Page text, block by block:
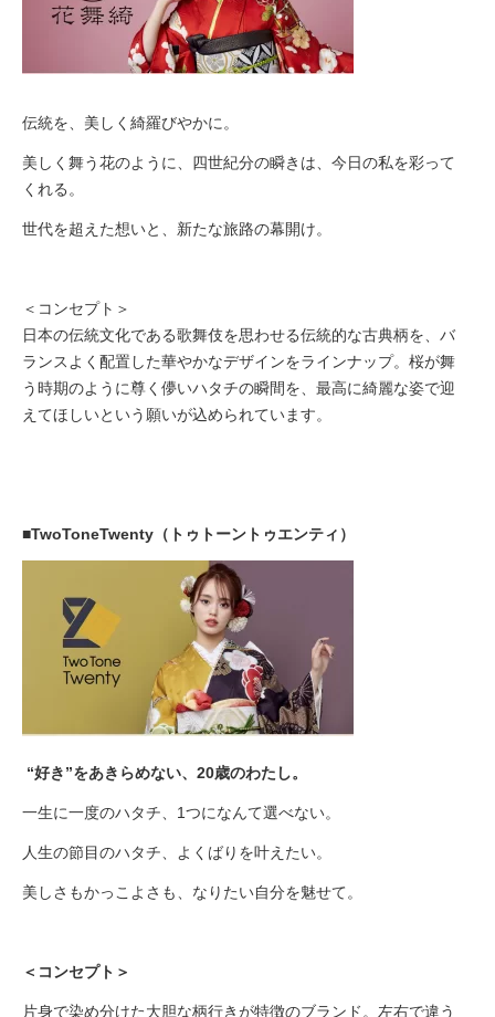
伝統を、美しく綺羅びやかに。
美しく舞う花のように、四世紀分の瞬きは、今日の私を彩って
くれる。
世代を超えた想いと、新たな旅路の幕開け。
＜コンセプト＞
日本の伝統文化である歌舞伎を思わせる伝統的な古典柄を、バ
ランスよく配置した華やかなデザインをラインナップ。桜が舞
う時期のように尊く儚いハタチの瞬間を、最高に綺麗な姿で迎
えてほしいという願いが込められています。
■TwoToneTwenty（トゥトーントゥエンティ）
“好き”をあきらめない、20歳のわたし。
一生に一度のハタチ、1つになんて選べない。
人生の節目のハタチ、よくばりを叶えたい。
美しさもかっこよさも、なりたい自分を魅せて。
＜コンセプト＞
片身で染め分けた大胆な柄行きが特徴のブランド。左右で違う